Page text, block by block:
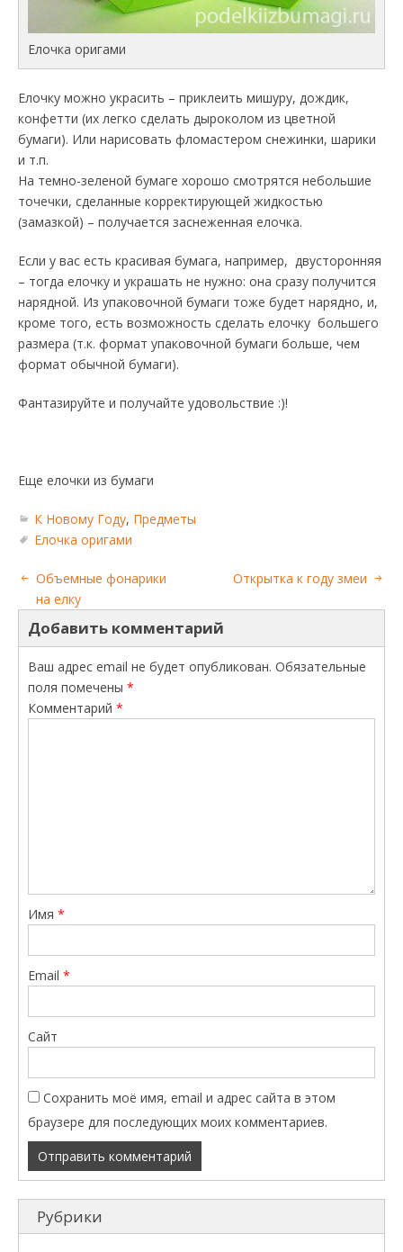
Елочка оригами
Елочку можно украсить – приклеить мишуру, дождик,
конфетти (их легко сделать дыроколом из цветной
бумаги). Или нарисовать фломастером снежинки, шарики
и т.п.
На темно-зеленой бумаге хорошо смотрятся небольшие
точечки, сделанные корректирующей жидкостью
(замазкой) – получается заснеженная елочка.
Если у вас есть красивая бумага, например, двусторонняя
– тогда елочку и украшать не нужно: она сразу получится
нарядной. Из упаковочной бумаги тоже будет нарядно, и,
кроме того, есть возможность сделать елочку большего
размера (т.к. формат упаковочной бумаги больше, чем
формат обычной бумаги).
Фантазируйте и получайте удовольствие :)!
Еще елочки из бумаги
К Новому Году, Предметы
Елочка оригами
Объемные фонарики
на елку
Открытка к году змеи
Добавить комментарий
Ваш адрес email не будет опубликован. Обязательные
поля помечены *
Комментарий *
Имя *
Email *
Сайт
Сохранить моё имя, email и адрес сайта в этом
браузере для последующих моих комментариев.
Рубрики